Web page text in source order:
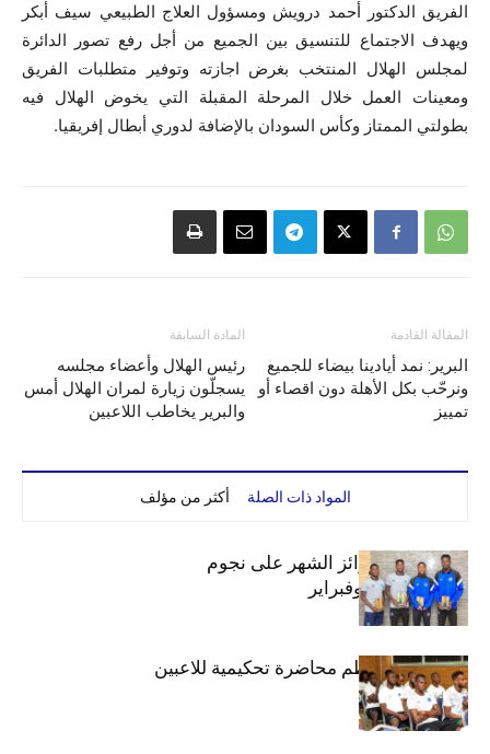
الفريق الدكتور أحمد درويش ومسؤول العلاج الطبيعي سيف أبكر
ويهدف الاجتماع للتنسيق بين الجميع من أجل رفع تصور الدائرة
لمجلس الهلال المنتخب بغرض اجازته وتوفير متطلبات الفريق
ومعينات العمل خلال المرحلة المقبلة التي يخوض الهلال فيه
بطولتي الممتاز وكأس السودان بالإضافة لدوري أبطال إفريقيا.
المادة السابقة
رئيس الهلال وأعضاء مجلسه
يسجلّون زيارة لمران الهلال أمس
والبرير يخاطب اللاعبين
المقالة القادمة
البرير: نمد أيادينا بيضاء للجميع
ونرحّب بكل الأهلة دون اقصاء أو
تمييز
المواد ذات الصلة أكثر من مؤلف
الهلال يوزع جوائز الشهر على نجوم
ديسمبر.. يناير وفبراير
دائرة الكرة تنظم محاضرة تحكيمية للاعبين